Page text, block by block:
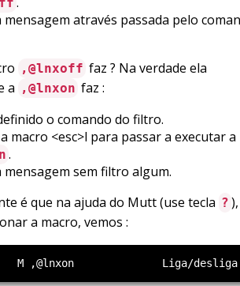
mensagem através passada pelo
,@lnxoff faz ? Na verdade ela
a ,@lnxon faz :
o comando do filtro.
macro <esc>l para passar a executar a
.
mensagem sem filtro algum.
é que na ajuda do Mutt (use tecla ? ),
a macro, vemos :